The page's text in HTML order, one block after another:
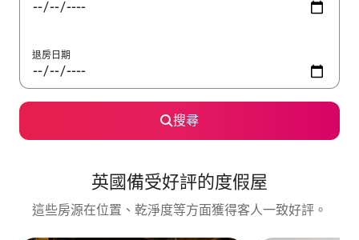
退房日期
搜尋
英國備受好評的度假屋
這些房源在位置、乾淨度等方面獲得客人一致好評。